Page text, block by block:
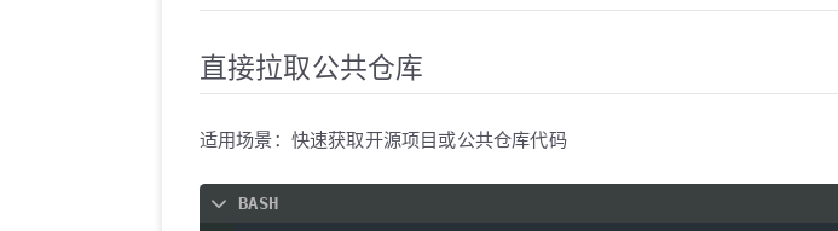
直接拉取公共仓库
适用场景：快速获取开源项目或公共仓库代码
BASH